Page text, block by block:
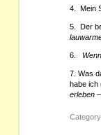
4. Mein
5. Der
6.
7. Was
habe ich
erleben